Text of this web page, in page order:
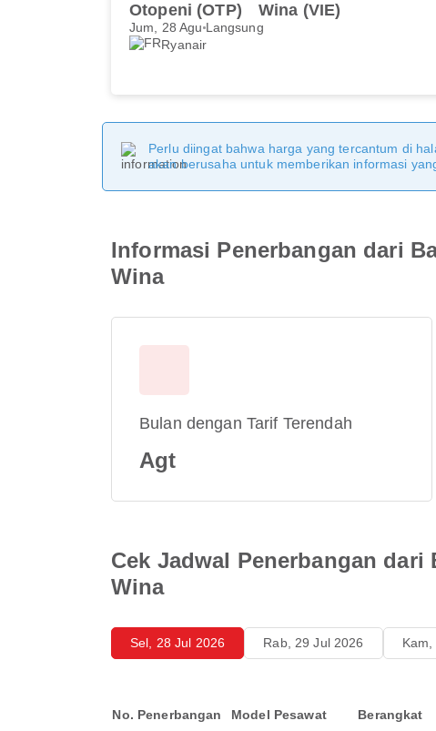
Otopeni (OTP) Wina (VIE)
Jum, 28 Agu Langsung
Ryanair
Perlu diingat bahwa harga yang tercantum di
akan berusaha untuk memberikan informasi
Informasi Penerbangan dari
Wina
Bulan dengan Tarif Terendah
Agt
Cek Jadwal Penerbangan
Wina
Sel, 28 Jul 2026 Rab, 29 Jul 2026
No. Penerbangan Model Pesawat Berangkat